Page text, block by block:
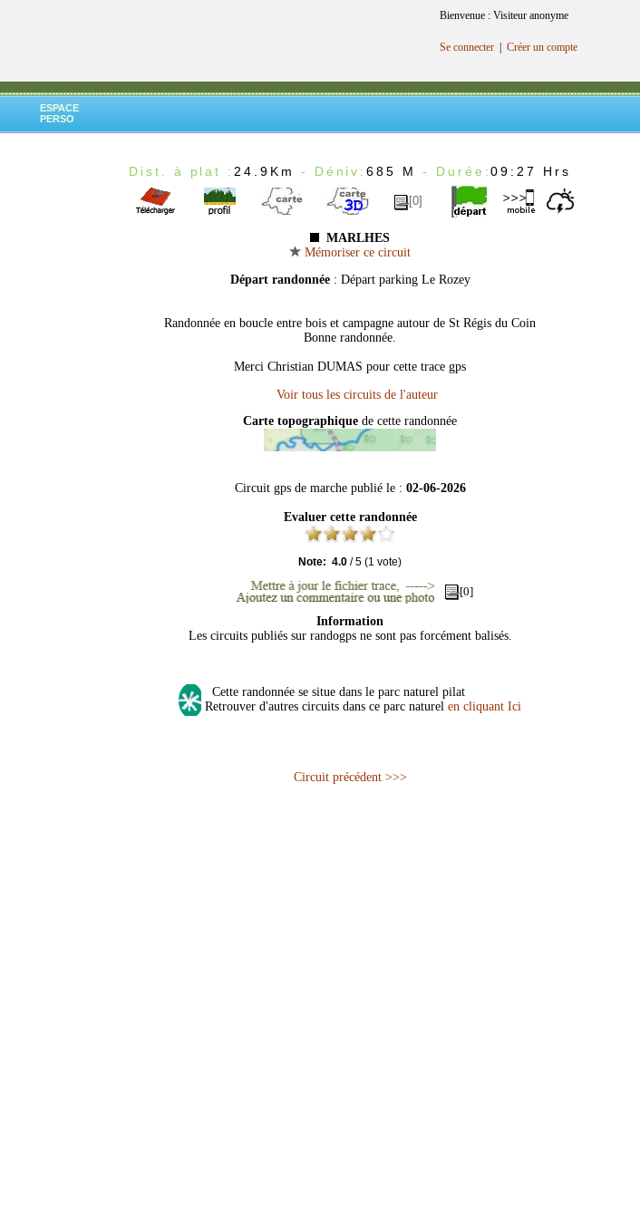
Bienvenue : Visiteur anonyme
Se connecter Créer un compte
ESPACE
PERSO
Dist. à plat : 24.9Km - Déniv:685 M - Durée:09:27 Hrs
[0]
MARLHES
Mémoriser ce circuit
Départ randonnée : Départ parking Le Rozey
Randonnée en boucle entre bois et campagne autour de St Régis du Coin
Bonne randonnée.
Merci Christian DUMAS pour cette trace gps
Carte topographique de cette randonnée
Circuit gps de marche publié le : 02-06-2026
Evaluer cette randonnée
Note: 4.0 /5 (1 vote)
[0]
Information
Les circuits publiés sur randogps ne sont pas forcément balisés.
Cette randonnée se situe dans le parc naturel pilat
Retrouver d'autres circuits dans ce parc naturel en cliquant Ici
Circuit précédent >>>